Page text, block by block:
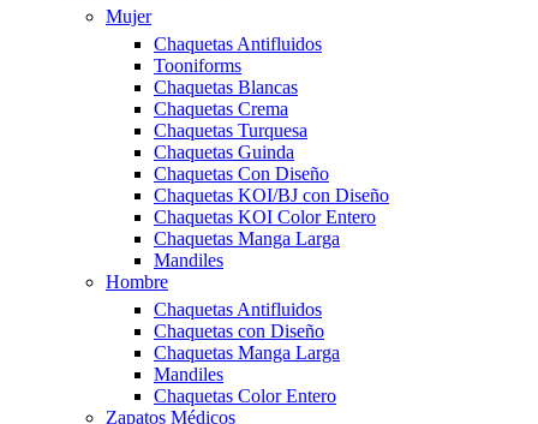
Mujer
Chaquetas Antifluidos
Tooniforms
Chaquetas Blancas
Chaquetas Crema
Chaquetas Turquesa
Chaquetas Guinda
Chaquetas Con Diseño
Chaquetas KOI/BJ con Diseño
Chaquetas KOI Color Entero
Chaquetas Manga Larga
Mandiles
Hombre
Chaquetas Antifluidos
Chaquetas con Diseño
Chaquetas Manga Larga
Mandiles
Chaquetas Color Entero
Zapatos Médicos